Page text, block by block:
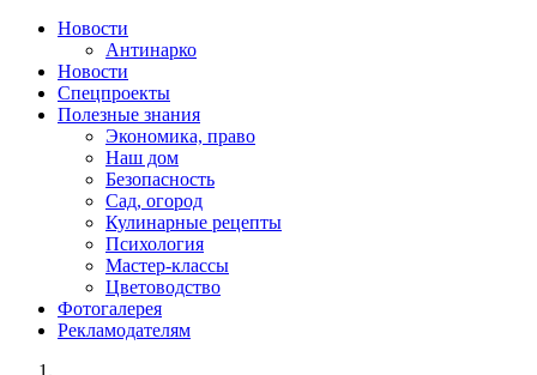
Новости
Антинарко
Новости
Спецпроекты
Полезные знания
Экономика, право
Наш дом
Безопасность
Сад, огород
Кулинарные рецепты
Психология
Мастер-классы
Цветоводство
Фотогалерея
Рекламодателям